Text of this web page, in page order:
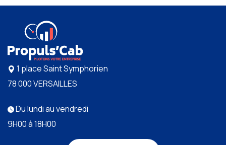
1 place Saint Symphorien
78 000 VERSAILLES
Du lundi au vendredi
9H00 à 18H00